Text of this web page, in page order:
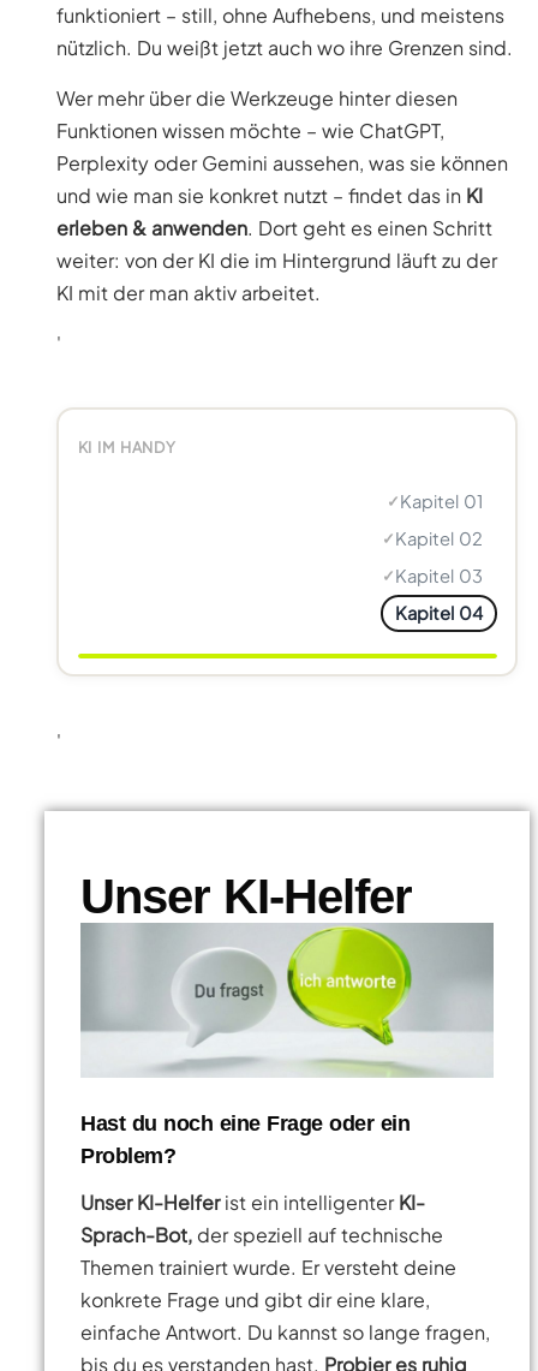
funktioniert – still, ohne Aufhebens, und meistens
nützlich. Du weißt jetzt auch wo ihre Grenzen sind.
Wer mehr über die Werkzeuge hinter diesen
Funktionen wissen möchte – wie ChatGPT,
Perplexity oder Gemini aussehen, was sie können
und wie man sie konkret nutzt – findet das in KI
erleben & anwenden. Dort geht es einen Schritt
weiter: von der KI die im Hintergrund läuft zu der
KI mit der man aktiv arbeitet.
'
KI IM HANDY
✓Kapitel 01
✓Kapitel 02
✓Kapitel 03
Kapitel 04
'
Unser KI-Helfer
Hast du noch eine Frage oder ein
Problem?
Unser KI-Helferist ein intelligenterKI-
Sprach-Bot, der speziell auf technische
Themen trainiert wurde. Er versteht deine
konkrete Frage und gibt dir eine klare,
einfache Antwort. Du kannst so lange fragen,
bis du es verstanden hast. Probier es ruhig